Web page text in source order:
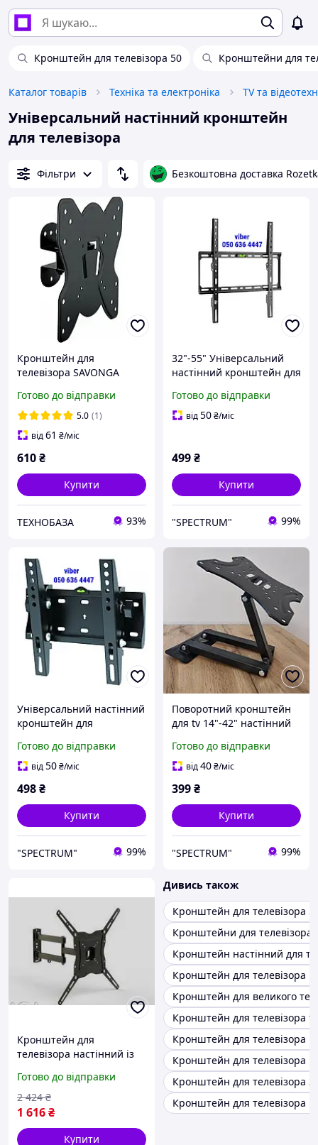
Кронштейн для телевізора 50 Кронштейни для
Каталог товарів Техніка та електроніка TV та
Універсальний настінний кронштейн
для телевізора
Фільтри Безкоштовна доставка
Кронштейн для
телевізора SAVONGA
дюйми, VESA до 200×200,
універсальний
Готово до відправки
5.0 (1)
від61 ₴/міс
610₴
Купити
ТЕХНОБАЗА 93%
32"-55" Універсальний
настінний кронштейн для
44F
Готово до відправки
від50₴/міс
499₴
Купити
"SPECTRUM" 99%
Універсальний настінний
кронштейн для
13"-43" Itech PB2T Похилі
кронштейни для тВ
Готово до відправки
від50₴/міс
498₴
Купити
"SPECTRUM" 99%
Поворотний кронштейн
для tv 14"-42" настінний
кронштейн для
телевізора на стіну
регулюванням
Готово до відправки
від40₴/міс
399₴
Купити
"SPECTRUM" 99%
Кронштейн для
телевізора настінний із
нахилу для LCD і LED-
моделей до 52 дюймів
FLAME
Готово до відправки
1 616₴
2 424 ₴
Купити
Дивись також
Кронштейн для телевізора
Кронштейни для телевізора
Кронштейн настінний для
Кронштейн для телевізора
Кронштейн для великого
Кронштейн для телевізора
Кронштейн для телевізора
Кронштейн для телевізора
Кронштейн для телевізора
Кронштейн для телевізора